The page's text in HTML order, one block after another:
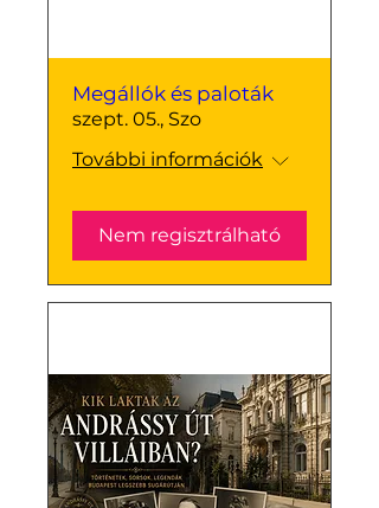
Megállók és paloták
szept. 05., Szo
További információk
Nem regisztrálható